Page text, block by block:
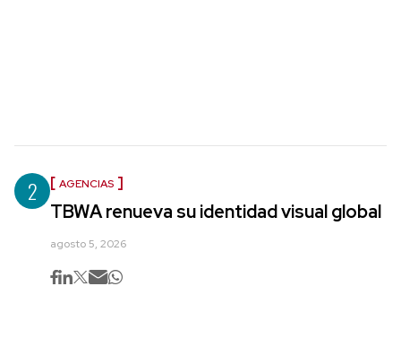
2 AGENCIAS
TBWA renueva su identidad visual global
agosto 5, 2026